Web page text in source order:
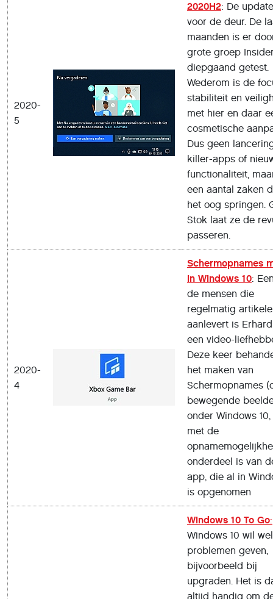
2020-
5
2020H2: De
voor de deur. De
maanden is er
grote groep
diepgaand getest.
Wederom is de
stabiliteit en
met hier en daar
cosmetische
Dus geen
killer-apps of
functionaliteit,
een aantal zaken
het oog springen.
Stok laat ze de
passeren.
2020-
4
Schermopnames
in Windows 10:
de mensen die
regelmatig
aanlevert is
een video-
Deze keer
het maken van
Schermopnames
bewegende
onder Windows
met de
onderdeel is van
app, die al in
is opgenomen
Windows 10 To Go:
Windows 10 wil
problemen geven,
bijvoorbeeld bij
upgraden. Het is
altijd handig om